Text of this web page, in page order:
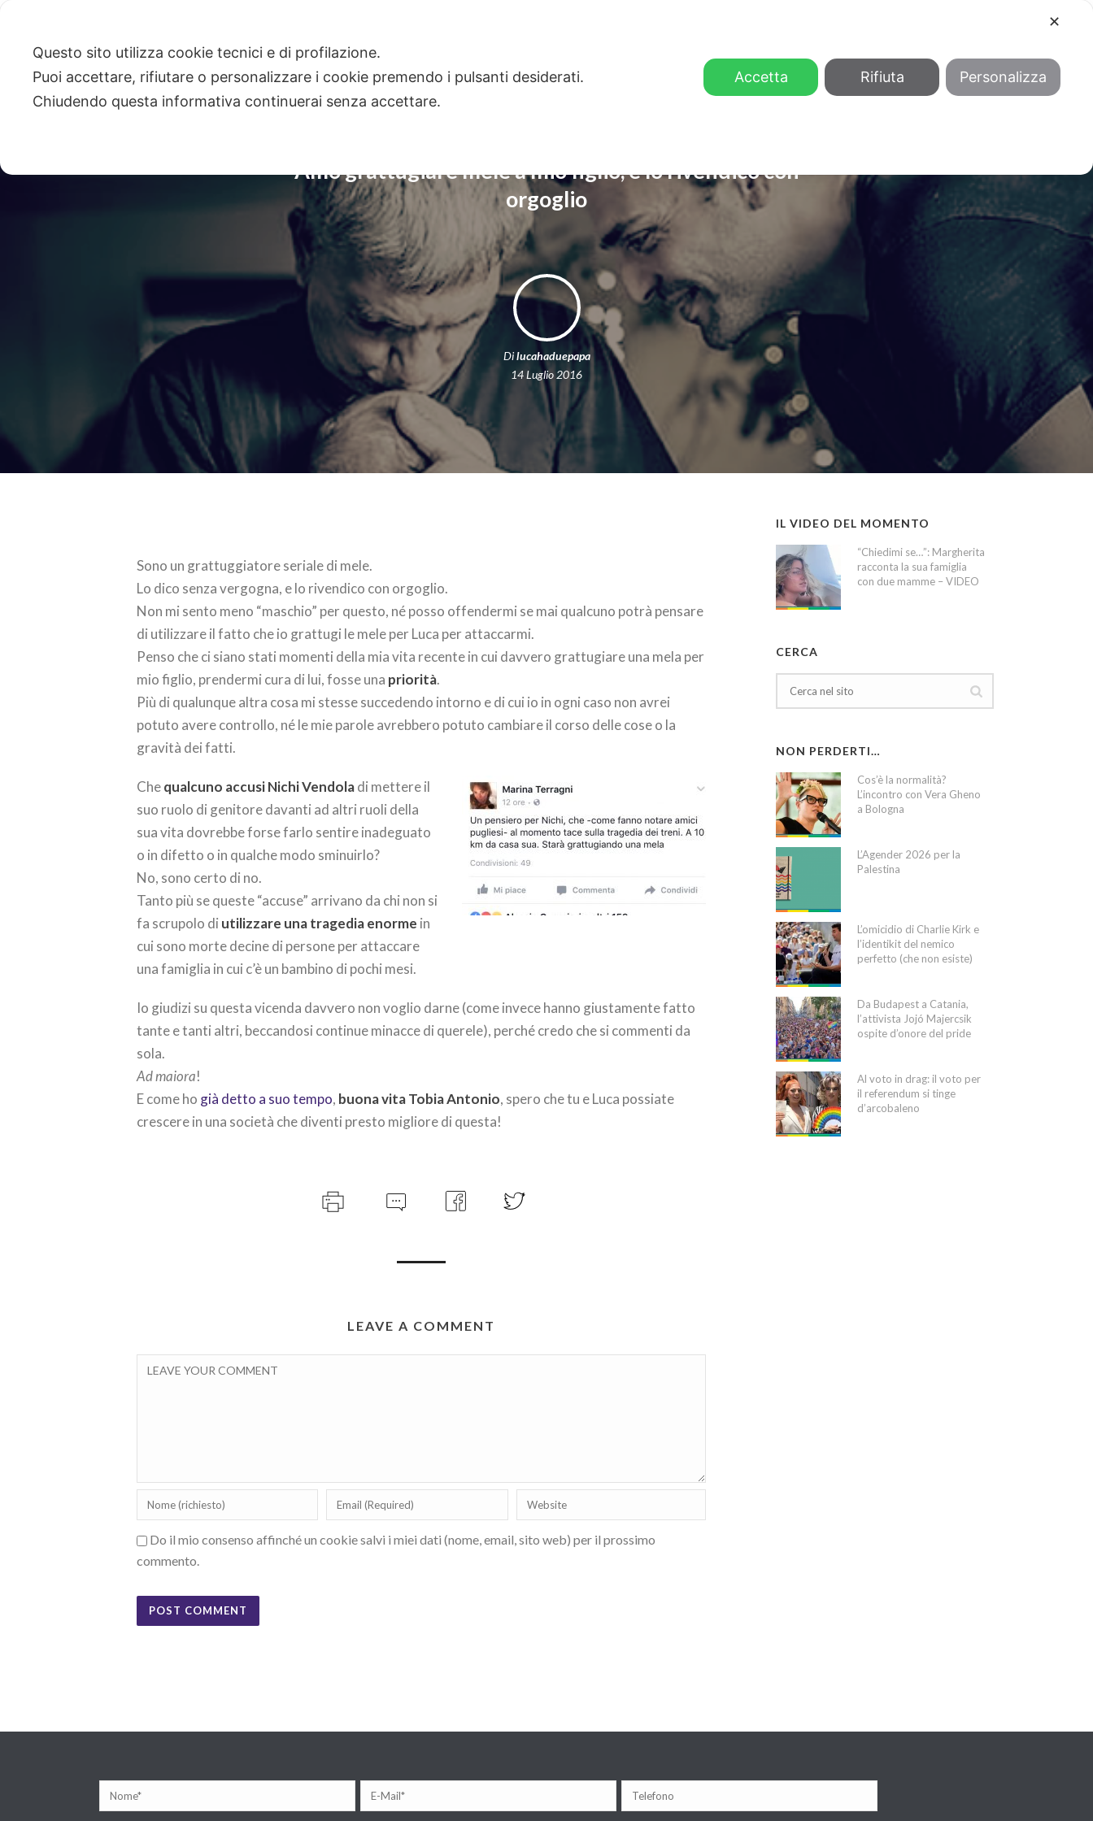
Amo grattugiare mele a mio figlio, e lo rivendico con
orgoglio
Dilucahaduepapa
14 Luglio 2016
Sono un grattuggiatore seriale di mele.
Lo dico senza vergogna, e lo rivendico con orgoglio.
Non mi sento meno “maschio” per questo, né posso offendermi se mai qualcuno potrà pensare
di utilizzare il fatto che io grattugi le mele per Luca per attaccarmi.
Penso che ci siano stati momenti della mia vita recente in cui davvero grattugiare una mela per
mio figlio, prendermi cura di lui, fosse una priorità.
Più di qualunque altra cosa mi stesse succedendo intorno e di cui io in ogni caso non avrei
potuto avere controllo, né le mie parole avrebbero potuto cambiare il corso delle cose o la
gravità dei fatti.
Chequalcuno accusi Nichi Vendoladi mettere il
suo ruolo di genitore davanti ad altri ruoli della
sua vita dovrebbe forse farlo sentire inadeguato
o in difetto o in qualche modo sminuirlo?
No, sono certo di no.
Tanto più se queste “accuse” arrivano da chi non si
fa scrupolo di utilizzare una tragedia enorme in
cui sono morte decine di persone per attaccare
una famiglia in cui c’è un bambino di pochi mesi.
Io giudizi su questa vicenda davvero non voglio darne (come invece hanno giustamente fatto
tante e tanti altri, beccandosi continue minacce di querele), perché credo che si commenti da
sola.
Ad maiora!
E come ho già detto a suo tempo, buona vita Tobia Antonio, spero che tu e Luca possiate
crescere in una società che diventi presto migliore di questa!
LEAVE A COMMENT
Do il mio consenso affinché un cookie salvi i miei dati (nome, email, sito web) per il prossimo
commento.
IL VIDEO DEL MOMENTO
“Chiedimi se…”: Margherita
racconta la sua famiglia
con due mamme – VIDEO
CERCA
NON PERDERTI…
Cos’è la normalità?
L’incontro con Vera Gheno
a Bologna
L’Agender 2026 per la
Palestina
L’omicidio di Charlie Kirk e
l’identikit del nemico
perfetto (che non esiste)
Da Budapest a Catania,
l’attivista Jojó Majercsik
ospite d’onore del pride
Al voto in drag: il voto per
il referendum si tinge
d’arcobaleno
✕
Questo sito utilizza cookie tecnici e di profilazione.
Puoi accettare, rifiutare o personalizzare i cookie premendo i pulsanti desiderati.
Chiudendo questa informativa continuerai senza accettare.
Accetta Rifiuta Personalizza